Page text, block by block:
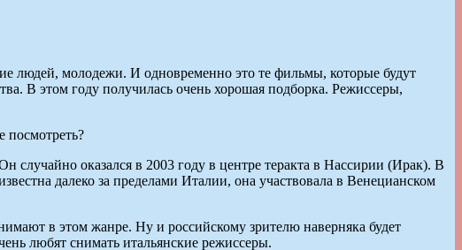
людей, молодежи. И одновременно это те фильмы, которые будут
В этом году получилась очень хорошая подборка. Режиссеры,
посмотреть?
случайно оказался в 2003 году в центре теракта в Нассирии (Ирак). В
далеко за пределами Италии, она участвовала в Венецианском
в этом жанре. Ну и российскому зрителю наверняка будет
любят снимать итальянские режиссеры.